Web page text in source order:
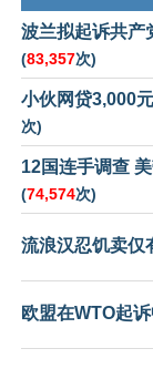
波兰拟起诉共产
(83,357次)
小伙网贷3,000
次)
12国连手调查
(74,574次)
流浪汉忍饥卖仅
欧盟在WTO起